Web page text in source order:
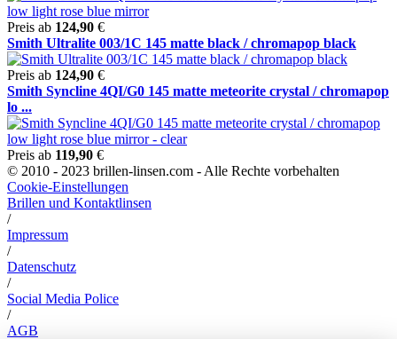
Preis ab 124,90 €
Smith Ultralite 003/1C 145 matte black / chromapop black
Preis ab 124,90 €
Smith Syncline 4QI/G0 145 matte meteorite crystal / chromapop
lo ...
Preis ab 119,90 €
© 2010 - 2023 brillen-linsen.com - Alle Rechte vorbehalten
Cookie-Einstellungen
Brillen und Kontaktlinsen
/
Impressum
/
Datenschutz
/
Social Media Police
/
AGB